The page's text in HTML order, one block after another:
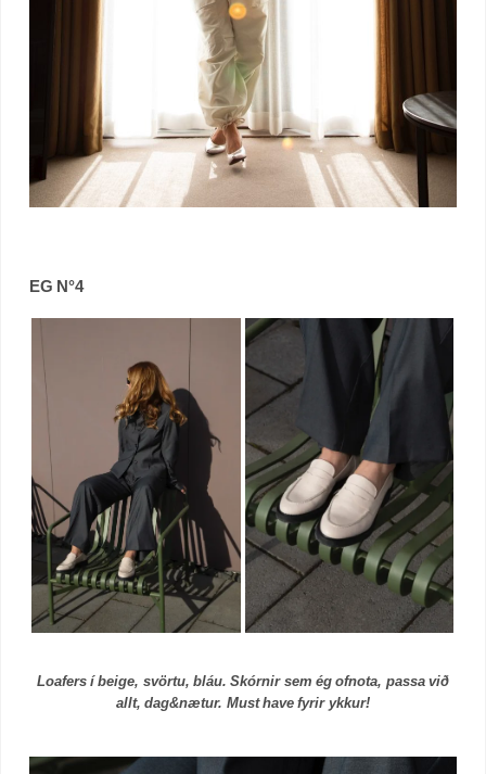
EG N°4
Loafers í beige, svörtu, bláu. Skórnir sem ég ofnota, passa við
allt, dag&nætur. Must have fyrir ykkur!